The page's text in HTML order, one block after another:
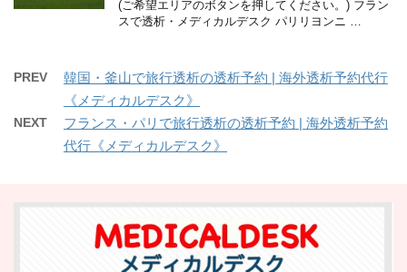
(ご希望エリアのボタンを押してください。) フラン
スで透析・メディカルデスク パリリヨンニ …
PREV
韓国・釜山で旅行透析の透析予約 | 海外透析予約代行
《メディカルデスク》
NEXT
フランス・パリで旅行透析の透析予約 | 海外透析予約
代行《メディカルデスク》